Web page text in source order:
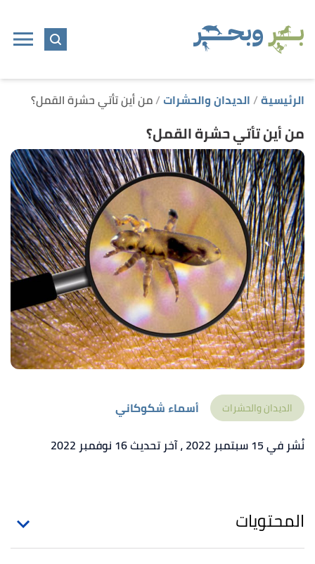
الرئيسية الديدان والحشرات من أين تأتي حشرة القمل؟
من أين تأتي حشرة القمل؟
الديدان والحشرات
أسماء شكوكاني
نُشر في 15 سبتمبر 2022
، آخر تحديث 16 نوفمبر 2022
المحتويات